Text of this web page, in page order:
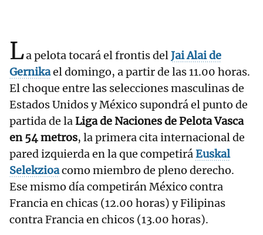
La pelota tocará el frontis delJai Alai de
Gernikael domingo, a partir de las 11.00 horas.
El choque entre las selecciones masculinas de
Estados Unidos y México supondrá el punto de
partida de laLiga de Naciones de Pelota Vasca
en 54 metros, la primera cita internacional de
pared izquierda en la que competiráEuskal
Selekzioacomo miembro de pleno derecho.
Ese mismo día competirán México contra
Francia en chicas (12.00 horas) y Filipinas
contra Francia en chicos (13.00 horas).